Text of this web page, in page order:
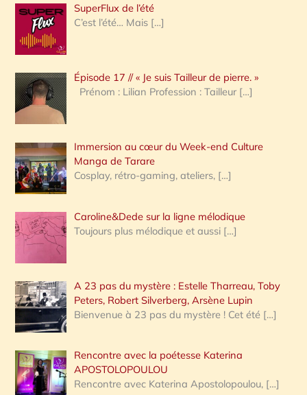
e
r
c
h
e
:
SuperFlux de l’été
C’est l’été… Mais […]
Épisode 17 // « Je suis Tailleur de pierre. »
Prénom : Lilian Profession : Tailleur […]
Immersion au cœur du Week-end Culture
Manga de Tarare
Cosplay, rétro-gaming, ateliers, […]
Caroline&Dede sur la ligne mélodique
Toujours plus mélodique et aussi […]
A 23 pas du mystère : Estelle Tharreau, Toby
Peters, Robert Silverberg, Arsène Lupin
Bienvenue à 23 pas du mystère ! Cet été […]
Rencontre avec la poétesse Katerina
APOSTOLOPOULOU
Rencontre avec Katerina Apostolopoulou, […]